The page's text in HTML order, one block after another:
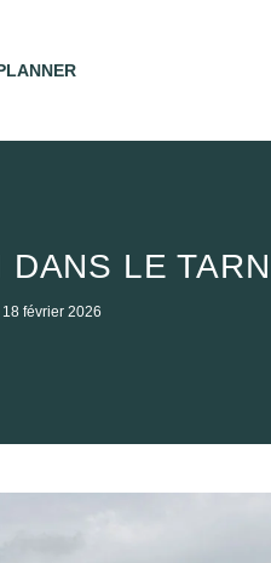
DANS LE
18 février 2026